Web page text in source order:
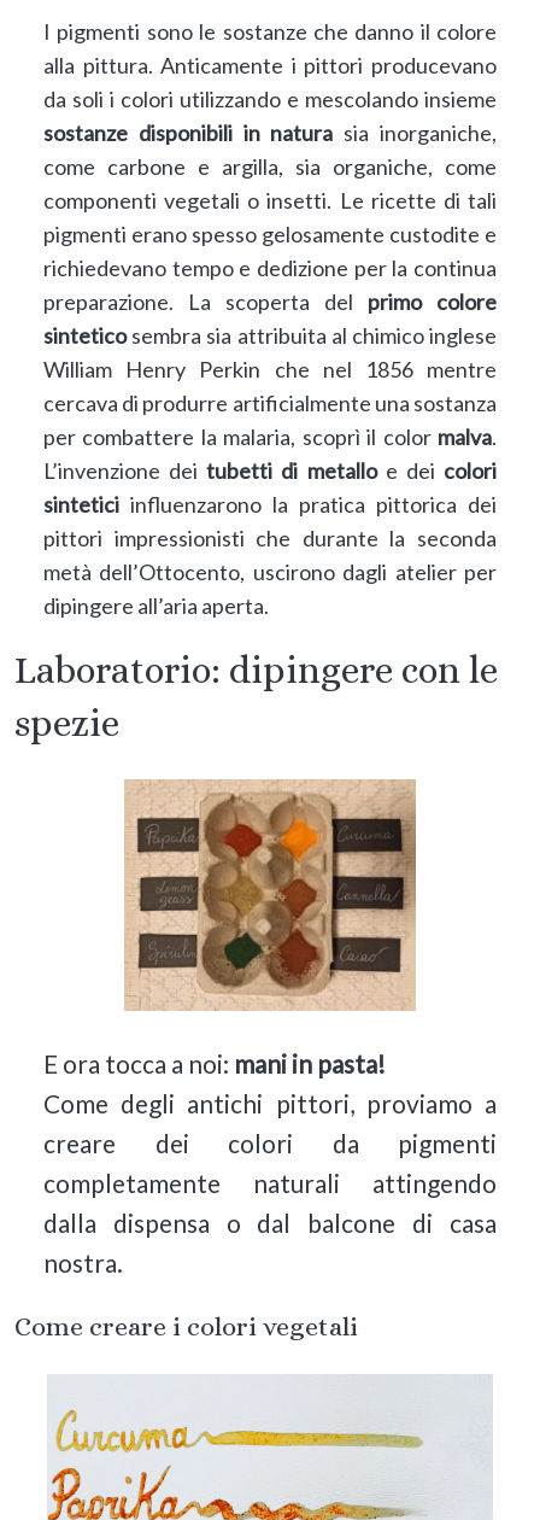
I pigmenti sono le sostanze che danno il colore
alla pittura. Anticamente i pittori producevano
da soli i colori utilizzando e mescolando insieme
sostanze disponibili in natura sia inorganiche,
come carbone e argilla, sia organiche, come
componenti vegetali o insetti. Le ricette di tali
pigmenti erano spesso gelosamente custodite e
richiedevano tempo e dedizione per la continua
preparazione. La scoperta del primo colore
sinteticosembra sia attribuita al chimico inglese
William Henry Perkin che nel 1856 mentre
cercava di produrre artificialmente una sostanza
per combattere la malaria, scoprì il color malva.
L’invenzione deitubetti di metalloe dei colori
sintetici influenzarono la pratica pittorica dei
pittori impressionisti che durante la seconda
metà dell’Ottocento, uscirono dagli atelier per
dipingere all’aria aperta.
Laboratorio: dipingere con le
spezie
E ora tocca a noi: mani in pasta!
Come degli antichi pittori, proviamo a
creare dei colori da pigmenti
completamente naturali attingendo
dalla dispensa o dal balcone di casa
nostra.
Come creare i colori vegetali